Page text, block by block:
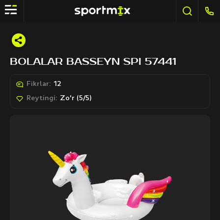
BOLALAR BASSEYN SPI 57441
Fikrlar: 12
Reytingi: Zo'r (5/5)